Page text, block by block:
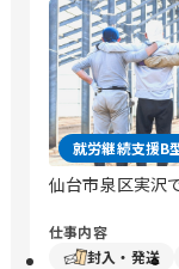
就労継続支援B
仙台市泉区実沢
仕事内容
封入・発送